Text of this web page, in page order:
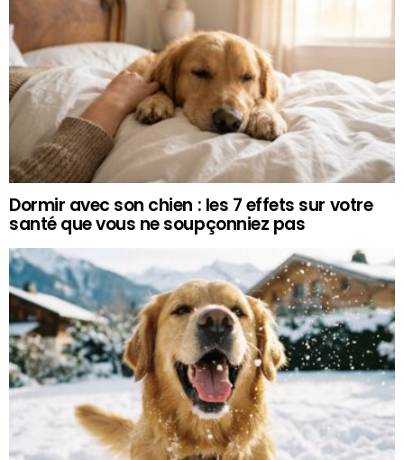
Dormir avec son chien : les 7 effets sur votre
santé que vous ne soupçonniez pas